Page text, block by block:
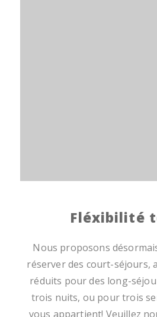
Fléxibilité
Nous proposons
réserver des court-séjours,
réduits pour des long-
trois nuits, ou pour trois
vous appartient! Veuillez